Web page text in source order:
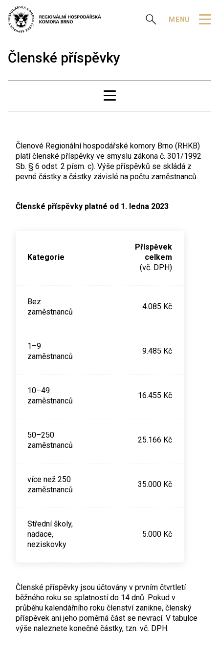
Zobrazit vyhledávání
MENU
Členské příspěvky
Členové Regionální hospodářské komory Brno (RHKB)
platí členské příspěvky ve smyslu zákona č. 301/1992
Sb. § 6 odst. 2 písm. c). Výše příspěvků se skládá z
pevné částky a částky závislé na počtu zaměstnanců.
Členské příspěvky platné od 1. ledna 2023
Kategorie
Příspěvek
celkem
(vč. DPH)
Bez
zaměstnanců
4.085 Kč
1–9
zaměstnanců
9.485 Kč
10–49
zaměstnanců
16.455 Kč
50–250
zaměstnanců
25.166 Kč
více než 250
zaměstnanců
35.000 Kč
Střední školy,
nadace,
neziskovky
5.000 Kč
Členské příspěvky jsou účtovány v prvním čtvrtletí
běžného roku se splatností do 14 dnů. Pokud v
průběhu kalendářního roku členství zanikne, členský
příspěvek ani jeho poměrná část se nevrací. V tabulce
výše naleznete konečné částky, tzn. vč. DPH.